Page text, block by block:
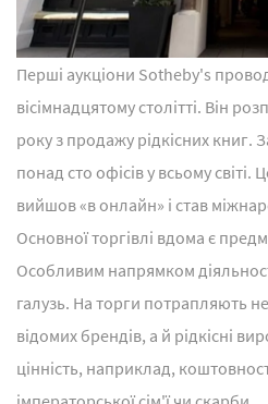
Перші аукціони Sotheby's
вісімнадцятому столітті. Він
року з продажу рідкісних книг.
понад сто офісів у всьому
вийшов «в онлайн» і став
Основної торгівлі вдома є
Особливим напрямком
галузь. На торги потрапляють
відомих брендів, а й рідкісні
цінність, наприклад,